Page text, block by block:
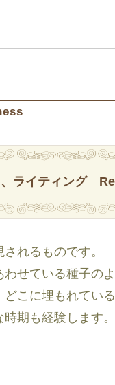
ライティング
れるものです。
せている種子の
こに埋もれてい
期も経験します。